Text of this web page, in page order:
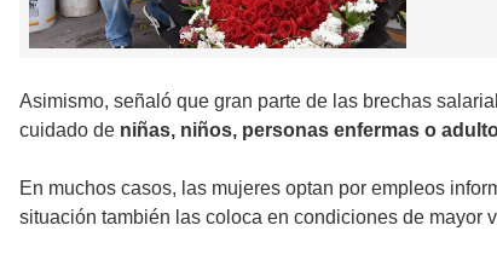
Asimismo, señaló que gran parte de las brechas
cuidado de niñas, niños, personas enfermas o
En muchos casos, las mujeres optan por empleos
situación también las coloca en condiciones de mayor